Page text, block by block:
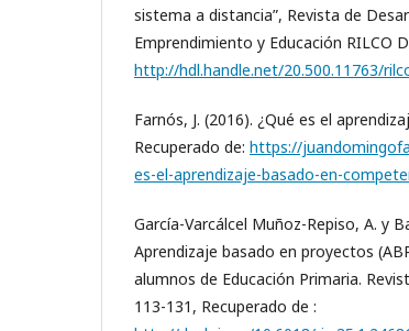
sistema a distancia”, Revista de
Emprendimiento y Educación RILCO
http://hdl.handle.net/20.500.11763/
Farnós, J. (2016). ¿Qué es el
Recuperado de: https://
es-el-aprendizaje-basado-en-
García-Varcálcel Muñoz-Repiso, A. y
Aprendizaje basado en proyectos
alumnos de Educación Primaria.
113-131, Recuperado de :